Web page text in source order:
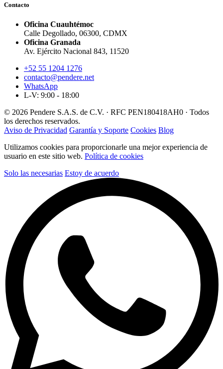
Contacto
Oficina Cuauhtémoc
Calle Degollado, 06300, CDMX
Oficina Granada
Av. Ejército Nacional 843, 11520
+52 55 1204 1276
contacto@pendere.net
WhatsApp
L-V: 9:00 - 18:00
© 2026 Pendere S.A.S. de C.V. · RFC PEN180418AH0 · Todos
los derechos reservados.
Aviso de Privacidad Garantía y Soporte Cookies Blog
Utilizamos cookies para proporcionarle una mejor experiencia de
usuario en este sitio web. Política de cookies
Solo las necesarias Estoy de acuerdo